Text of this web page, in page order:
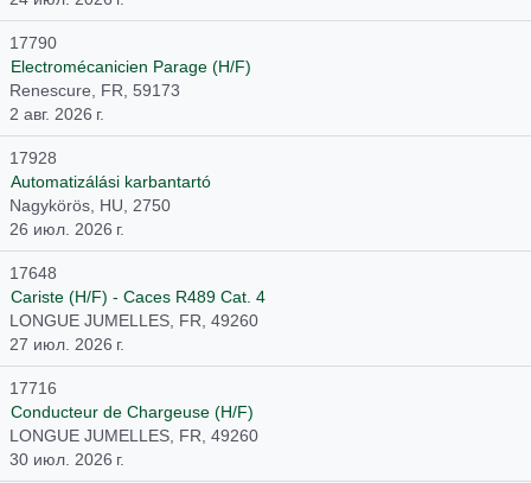
17790
Electromécanicien Parage (H/F)
Renescure, FR, 59173
2 авг. 2026 г.
17928
Automatizálási karbantartó
Nagykörös, HU, 2750
26 июл. 2026 г.
17648
Cariste (H/F) - Caces R489 Cat. 4
LONGUE JUMELLES, FR, 49260
27 июл. 2026 г.
17716
Conducteur de Chargeuse (H/F)
LONGUE JUMELLES, FR, 49260
30 июл. 2026 г.